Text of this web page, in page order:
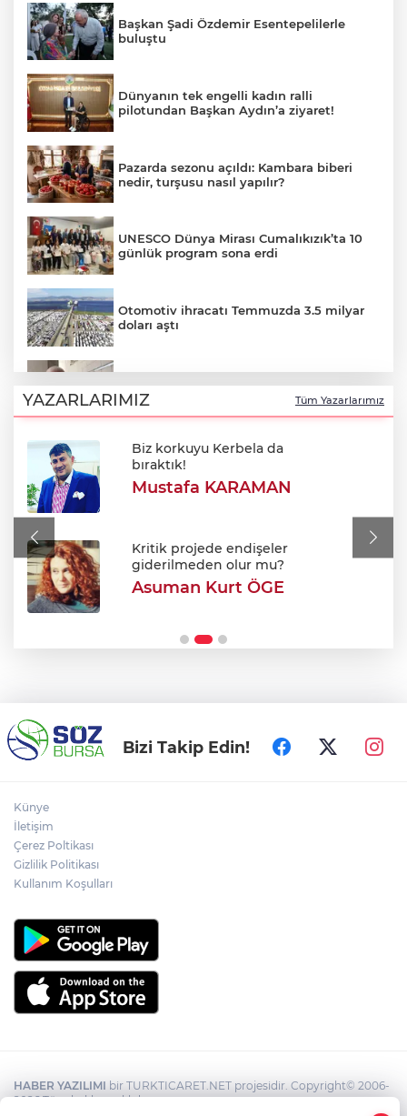
Başkan Şadi Özdemir Esentepelilerle
buluştu
Dünyanın tek engelli kadın ralli
pilotundan Başkan Aydın’a ziyaret!
Pazarda sezonu açıldı: Kambara biberi
nedir, turşusu nasıl yapılır?
UNESCO Dünya Mirası Cumalıkızık’ta 10
günlük program sona erdi
Otomotiv ihracatı Temmuzda 3.5 milyar
doları aştı
aklımın ucundan bile geçmez"
Oktay Yılmaz: "Spor yapmayan çocuk
kalmayacak"
Şehir Hastanesi'nde otopark çilesi
YAZARLARIMIZ Tüm Yazarlarımız
Biz korkuyu Kerbela da
bıraktık!
Mustafa KARAMAN
Kritik projede endişeler
giderilmeden olur mu?
Asuman Kurt ÖGE
Bizi Takip Edin!
Künye
İletişim
Çerez Poltikası
Gizlilik Politikası
Kullanım Koşulları
HABER YAZILIMI bir TURKTICARET.NET projesidir. Copyright© 2006-
2026 Tüm hakları saklıdır.